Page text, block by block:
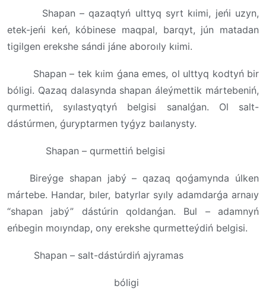
Shapan – qazaqtyń ulttyq syrt kıimi, jeńi uzyn,
etek-jeńi keń, kóbinese maqpal, barqyt, jún matadan
tigilgen erekshe sándi jáne aboroıly kıimi.
Shapan – tek kıim ǵana emes, ol ulttyq kodtyń bir
bóligi. Qazaq dalasynda shapan áleýmettik mártebeniń,
qurmettiń, syılastyqtyń belgisi sanalǵan. Ol salt-
dástúrmen, ǵuryptarmen tyǵyz baılanysty.
Shapan – qurmettiń belgisi
Bireýge shapan jabý – qazaq qoǵamynda úlken
mártebe. Handar, bıler, batyrlar syıly adamdarǵa arnaıy
“shapan jabý” dástúrin qoldanǵan. Bul – adamnyń
eńbegin moıyndap, ony erekshe qurmetteýdiń belgisi.
Shapan – salt-dástúrdiń ajyramas
bóligi